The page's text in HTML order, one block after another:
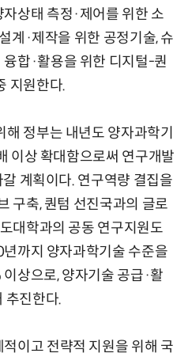
상태 측정·제어를 위한 소
계·제작을 위한 공정기술, 슈
합·활용을 위한 디지털-퀀
지원한다.
정부는 내년도 양자과학기
이상 확대함으로써 연구개발
계획이다. 연구역량 결집을
구축, 퀀텀 선진국과의 글로
대학과의 공동 연구지원도
까지 양자과학기술 수준을
상으로, 양자기술 공급·활
추진한다.
이고 전략적 지원을 위해 국